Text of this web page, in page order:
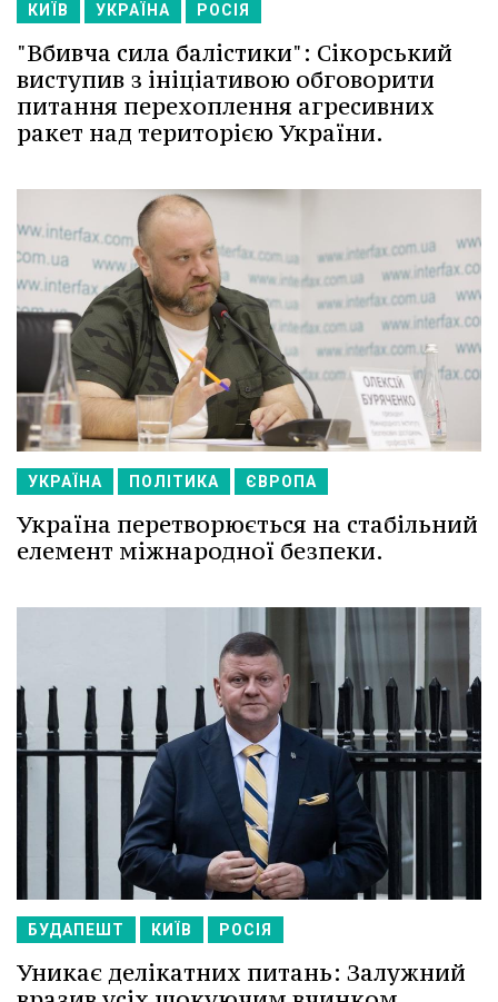
КИЇВ УКРАЇНА РОСІЯ
"Вбивча сила балістики": Сікорський
виступив з ініціативою обговорити
питання перехоплення агресивних
ракет над територією України.
УКРАЇНА ПОЛІТИКА ЄВРОПА
Україна перетворюється на стабільний
елемент міжнародної безпеки.
БУДАПЕШТ КИЇВ РОСІЯ
Уникає делікатних питань: Залужний